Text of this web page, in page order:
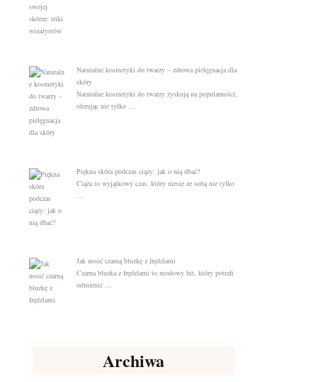
Naturalne kosmetyki do twarzy – zdrowa pielęgnacja dla
skóry
Naturalne kosmetyki do twarzy zyskują na popularności,
oferując nie tylko …
Piękna skóra podczas ciąży: jak o nią dbać?
Ciąża to wyjątkowy czas, który niesie ze sobą nie tylko
Jak nosić czarną bluzkę z frędzlami
Czarna bluzka z frędzlami to modowy hit, który potrafi
odmienić …
Archiwa